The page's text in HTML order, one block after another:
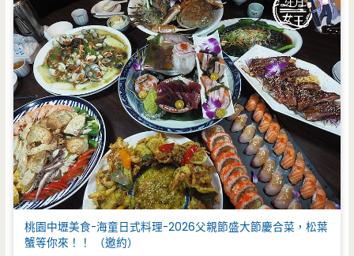
桃園中壢美食-海童日式料理-2026父親節盛大節慶合菜，松葉
蟹等你來！！ （邀約）